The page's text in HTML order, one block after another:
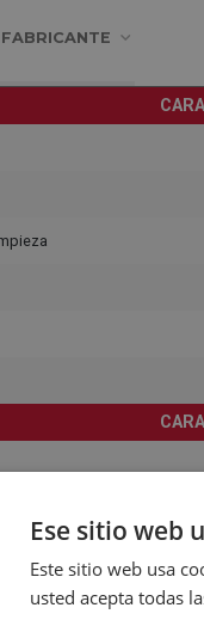
FABRICANTE
Ese sitio web
Este sitio web usa
usted acepta todas